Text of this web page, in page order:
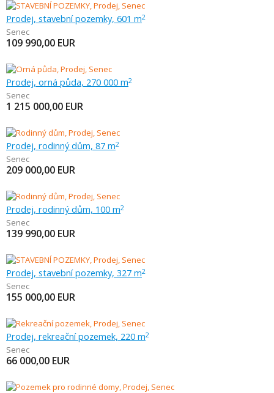
Prodej, stavební pozemky, 601 m2
Senec
109 990,00 EUR
Prodej, orná půda, 270 000 m2
Senec
1 215 000,00 EUR
Prodej, rodinný dům, 87 m2
Senec
209 000,00 EUR
Prodej, rodinný dům, 100 m2
Senec
139 990,00 EUR
Prodej, stavební pozemky, 327 m2
Senec
155 000,00 EUR
Prodej, rekreační pozemek, 220 m2
Senec
66 000,00 EUR